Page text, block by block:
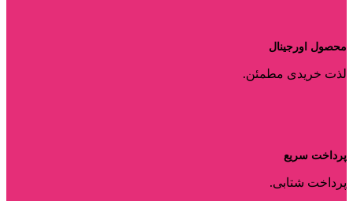
محصول اورجینال
لذت خریدی مطمئن.
پرداخت سریع
پرداخت شتابی.